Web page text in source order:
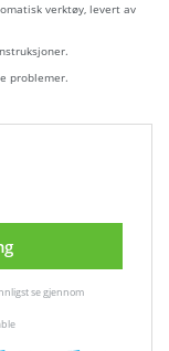
verktøy, levert av
problemer.
se gjennom